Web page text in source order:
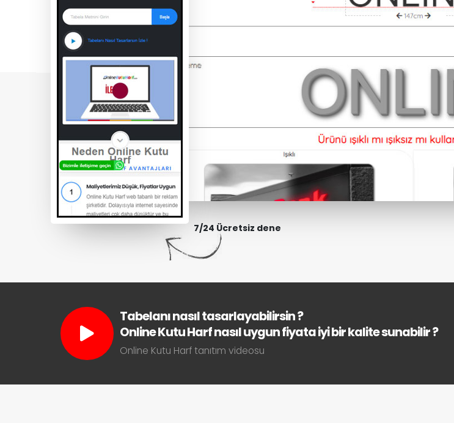
7/24 Ücretsiz dene
Tabelanı nasıl tasarlayabilirsin ?
Online Kutu Harf nasıl uygun fiyata iyi bir kalite sunabilir ?
Online Kutu Harf tanıtım videosu